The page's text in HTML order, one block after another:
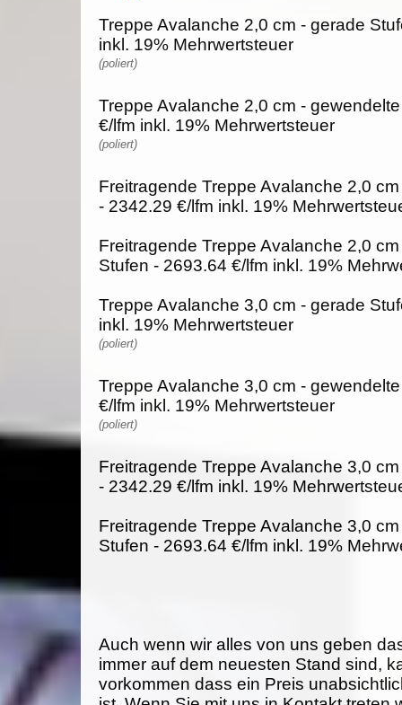
Treppe Avalanche 2,0 cm - gerade
inkl. 19% Mehrwertsteuer
(poliert)
Treppe Avalanche 2,0 cm -
€/lfm inkl. 19% Mehrwertsteuer
(poliert)
Freitragende Treppe Avalanche 2,0
- 2342.29 €/lfm inkl. 19%
Freitragende Treppe Avalanche 2,0
Stufen - 2693.64 €/lfm inkl. 19%
Treppe Avalanche 3,0 cm - gerade
inkl. 19% Mehrwertsteuer
(poliert)
Treppe Avalanche 3,0 cm -
€/lfm inkl. 19% Mehrwertsteuer
(poliert)
Freitragende Treppe Avalanche 3,0
- 2342.29 €/lfm inkl. 19%
Freitragende Treppe Avalanche 3,0
Stufen - 2693.64 €/lfm inkl. 19%
Auch wenn wir alles von uns geben
immer auf dem neuesten Stand sind,
vorkommen dass ein Preis